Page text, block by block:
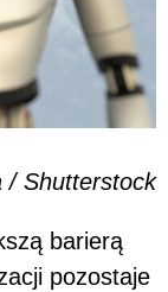
/ Shutterstock
barierą
pozostaje